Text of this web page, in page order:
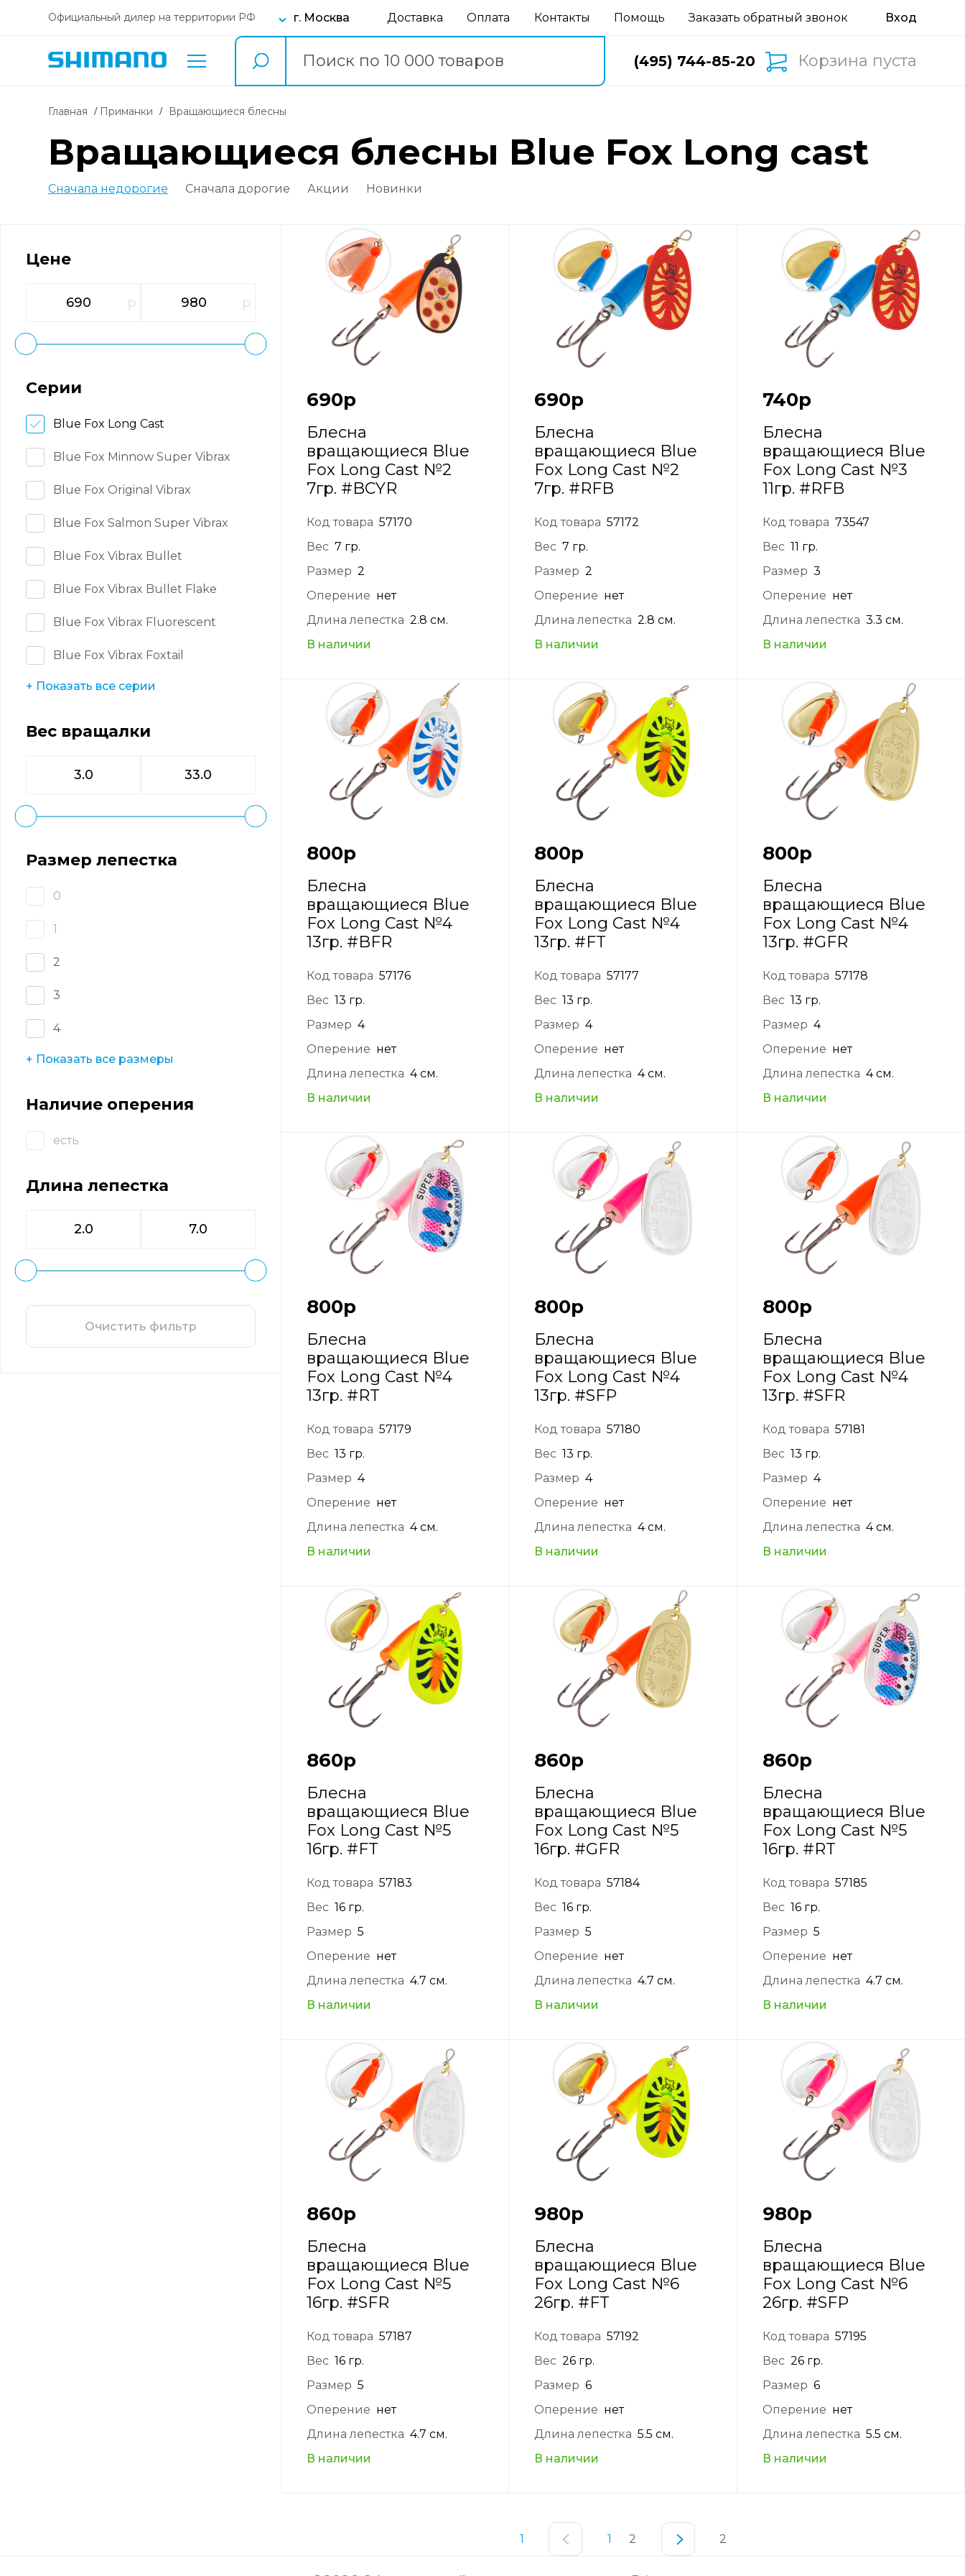
Официальный дилер на территории РФ г. Москва Доставка Оплата Контакты Помощь Заказать обратный звонок
(495) 744-85-20 Корзина пуста
Главная Приманки вращающиеся блесны
вращающиеся блесны Blue Fox Long cast
Сначала недорогие Сначала дорогие Акции Новинки
Цене
р р
Серии
Blue Fox Long Cast
Blue Fox Minnow Super Vibrax
Blue Fox Original Vibrax
Blue Fox Salmon Super Vibrax
Blue Fox Vibrax Bullet
Blue Fox Vibrax Bullet Flake
Blue Fox Vibrax Fluorescent
Blue Fox Vibrax Foxtail
+ Показать все серии
Вес вращалки
Размер лепестка
0
1
2
3
4
+ Показать все размеры
Наличие оперения
есть
Длина лепестка
Очистить фильтр
690р
Блесна
вращающиеся Blue
Fox Long Cast №2
7гр. #BCYR
Код товара 57170
Вес 7 гр.
Размер 2
Оперение нет
Длина лепестка 2.8 см.
В наличии
690р
Блесна
вращающиеся Blue
Fox Long Cast №2
7гр. #RFB
Код товара 57172
Вес 7 гр.
Размер 2
Оперение нет
Длина лепестка 2.8 см.
В наличии
740р
Блесна
вращающиеся Blue
Fox Long Cast №3
11гр. #RFB
Код товара 73547
Вес 11 гр.
Размер 3
Оперение нет
Длина лепестка 3.3 см.
В наличии
800р
Блесна
вращающиеся Blue
Fox Long Cast №4
13гр. #BFR
Код товара 57176
Вес 13 гр.
Размер 4
Оперение нет
Длина лепестка 4 см.
В наличии
800р
Блесна
вращающиеся Blue
Fox Long Cast №4
13гр. #FT
Код товара 57177
Вес 13 гр.
Размер 4
Оперение нет
Длина лепестка 4 см.
В наличии
800р
Блесна
вращающиеся Blue
Fox Long Cast №4
13гр. #GFR
Код товара 57178
Вес 13 гр.
Размер 4
Оперение нет
Длина лепестка 4 см.
В наличии
800р
Блесна
вращающиеся Blue
Fox Long Cast №4
13гр. #RT
Код товара 57179
Вес 13 гр.
Размер 4
Оперение нет
Длина лепестка 4 см.
В наличии
800р
Блесна
вращающиеся Blue
Fox Long Cast №4
13гр. #SFP
Код товара 57180
Вес 13 гр.
Размер 4
Оперение нет
Длина лепестка 4 см.
В наличии
800р
Блесна
вращающиеся Blue
Fox Long Cast №4
13гр. #SFR
Код товара 57181
Вес 13 гр.
Размер 4
Оперение нет
Длина лепестка 4 см.
В наличии
860р
Блесна
вращающиеся Blue
Fox Long Cast №5
16гр. #FT
Код товара 57183
Вес 16 гр.
Размер 5
Оперение нет
Длина лепестка 4.7 см.
В наличии
860р
Блесна
вращающиеся Blue
Fox Long Cast №5
16гр. #GFR
Код товара 57184
Вес 16 гр.
Размер 5
Оперение нет
Длина лепестка 4.7 см.
В наличии
860р
Блесна
вращающиеся Blue
Fox Long Cast №5
16гр. #RT
Код товара 57185
Вес 16 гр.
Размер 5
Оперение нет
Длина лепестка 4.7 см.
В наличии
860р
Блесна
вращающиеся Blue
Fox Long Cast №5
16гр. #SFR
Код товара 57187
Вес 16 гр.
Размер 5
Оперение нет
Длина лепестка 4.7 см.
В наличии
980р
Блесна
вращающиеся Blue
Fox Long Cast №6
26гр. #FT
Код товара 57192
Вес 26 гр.
Размер 6
Оперение нет
Длина лепестка 5.5 см.
В наличии
980р
Блесна
вращающиеся Blue
Fox Long Cast №6
26гр. #SFP
Код товара 57195
Вес 26 гр.
Размер 6
Оперение нет
Длина лепестка 5.5 см.
В наличии
1 1 2 2